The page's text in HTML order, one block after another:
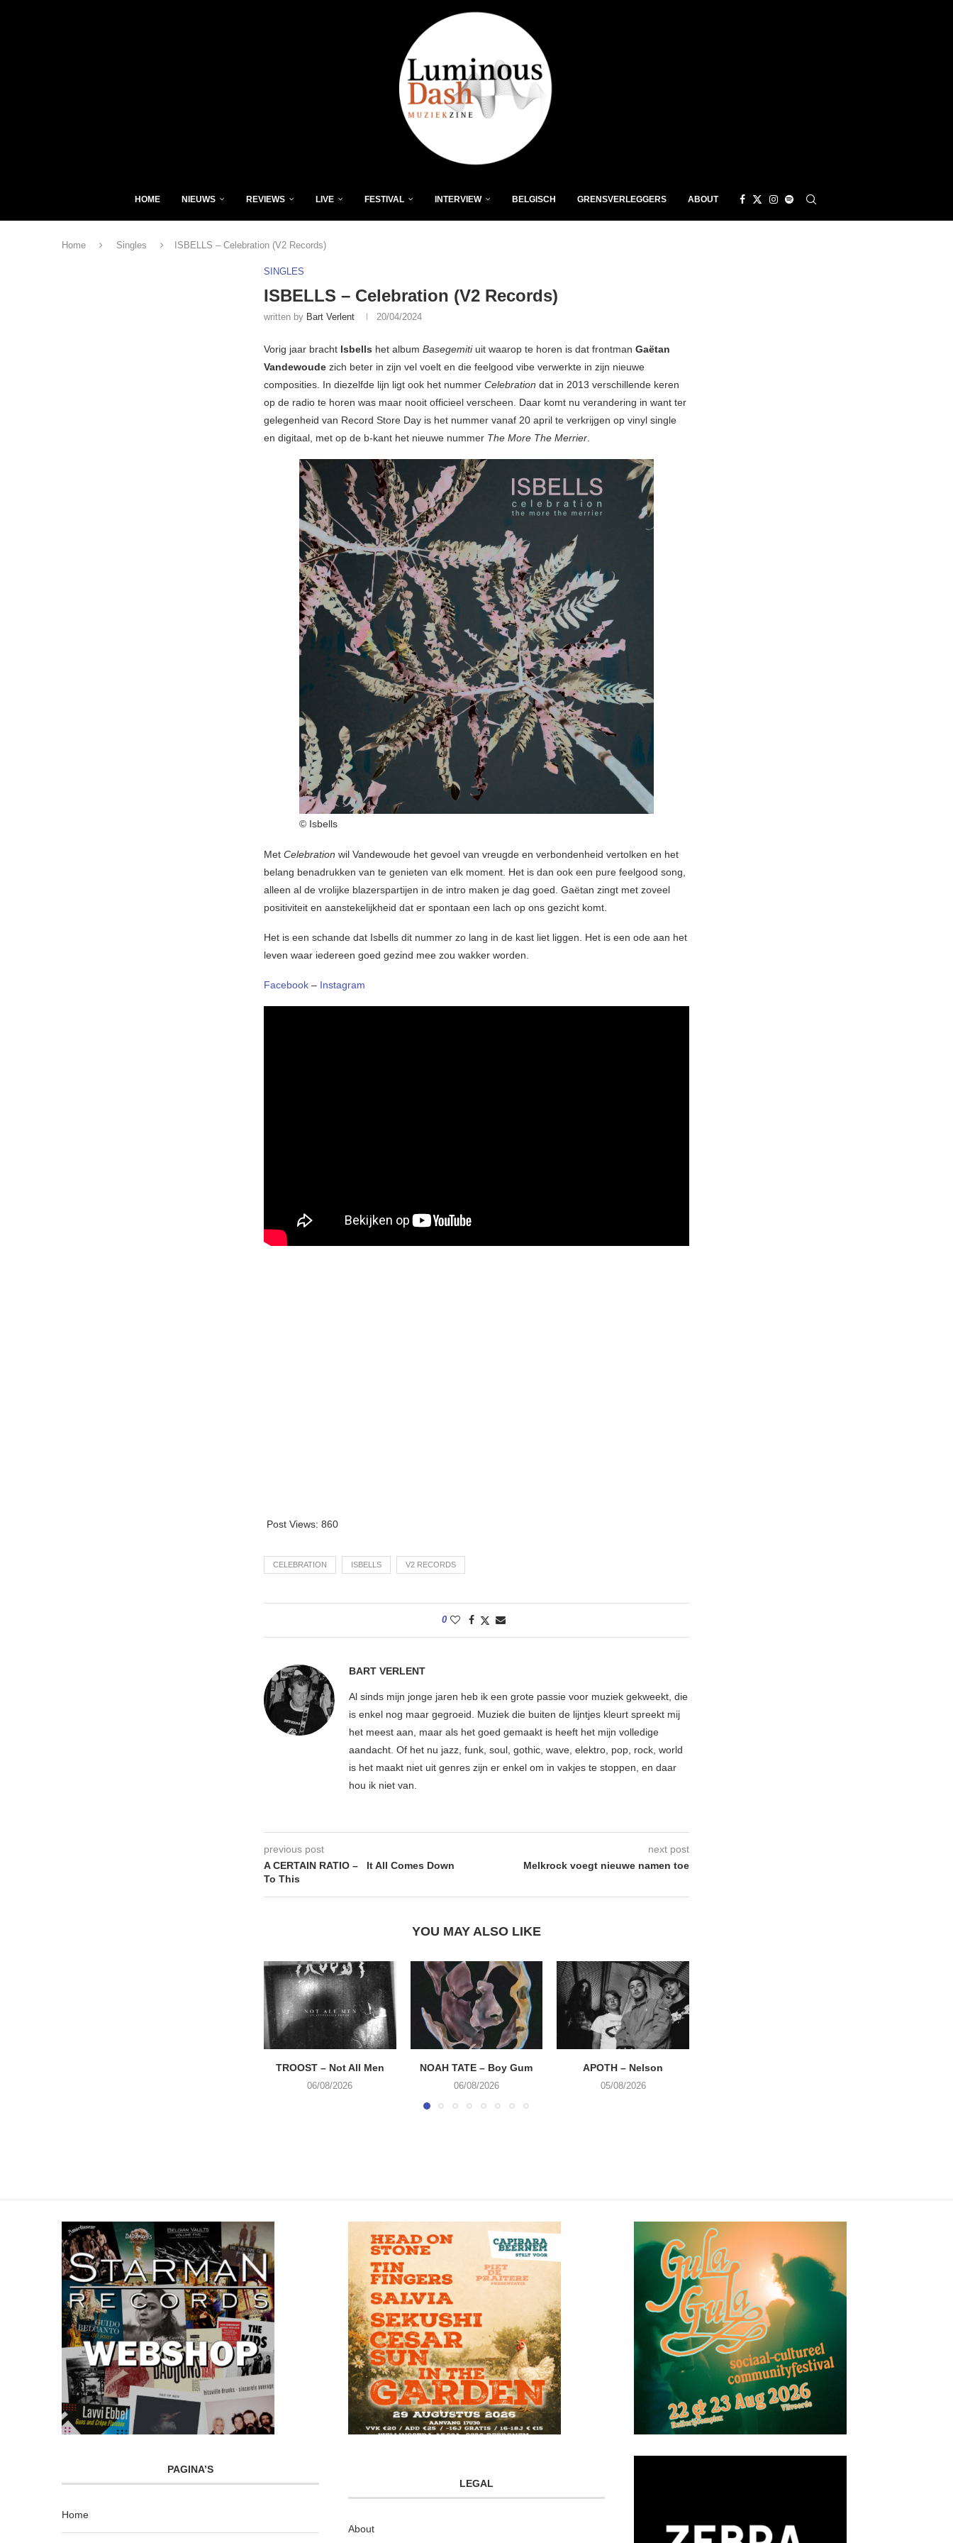
HOME NIEUWS REVIEWS LIVE FESTIVAL INTERVIEW BELGISCH GRENSVERLEGGERS ABOUT
Home Singles ISBELLS – Celebration (V2 Records)
SINGLES
ISBELLS – Celebration (V2 Records)
written by Bart Verlent 20/04/2024
Vorig jaar bracht Isbells het album Basegemiti uit waarop te horen is dat frontman Gaëtan
Vandewoude zich beter in zijn vel voelt en die feelgood vibe verwerkte in zijn nieuwe
composities. In diezelfde lijn ligt ook het nummer Celebration dat in 2013 verschillende keren
op de radio te horen was maar nooit officieel verscheen. Daar komt nu verandering in want ter
gelegenheid van Record Store Day is het nummer vanaf 20 april te verkrijgen op vinyl single
en digitaal, met op de b-kant het nieuwe nummer The More The Merrier.
© Isbells
Met Celebration wil Vandewoude het gevoel van vreugde en verbondenheid vertolken en het
belang benadrukken van te genieten van elk moment. Het is dan ook een pure feelgood song,
alleen al de vrolijke blazerspartijen in de intro maken je dag goed. Gaëtan zingt met zoveel
positiviteit en aanstekelijkheid dat er spontaan een lach op ons gezicht komt.
Het is een schande dat Isbells dit nummer zo lang in de kast liet liggen. Het is een ode aan het
leven waar iedereen goed gezind mee zou wakker worden.
Facebook – Instagram
Post Views: 860
CELEBRATION ISBELLS V2 RECORDS
0
BART VERLENT
Al sinds mijn jonge jaren heb ik een grote passie voor muziek gekweekt, die
is enkel nog maar gegroeid. Muziek die buiten de lijntjes kleurt spreekt mij
het meest aan, maar als het goed gemaakt is heeft het mijn volledige
aandacht. Of het nu jazz, funk, soul, gothic, wave, elektro, pop, rock, world
is het maakt niet uit genres zijn er enkel om in vakjes te stoppen, en daar
hou ik niet van.
previous post
A CERTAIN RATIO – It All Comes Down
To This
next post
Melkrock voegt nieuwe namen toe
YOU MAY ALSO LIKE
TROOST – Not All Men
06/08/2026
NOAH TATE – Boy Gum
06/08/2026
APOTH – Nelson
05/08/2026
PAGINA’S
Home
LEGAL
About